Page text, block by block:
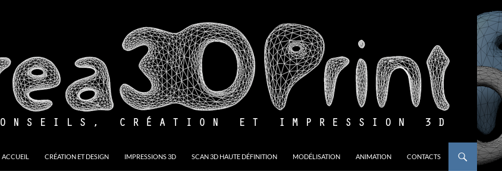
ACCUEIL CRÉATION ET DESIGN IMPRESSIONS 3D SCAN 3D HAUTE DÉFINITION MODÉLISATION ANIMATION CONTACTS